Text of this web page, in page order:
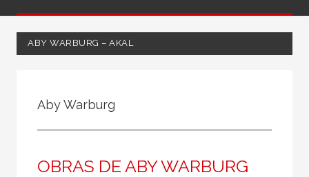
ABY WARBURG – AKAL
Coordinador
Aby Warburg
OBRAS DE ABY WARBURG